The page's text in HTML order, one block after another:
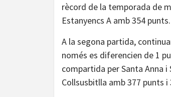
rècord de la temporada de
Estanyencs A amb 354 punts.
A la segona partida,
només es diferencien de 1
compartida per Santa Anna
Collsusbitlla amb 377 punts i